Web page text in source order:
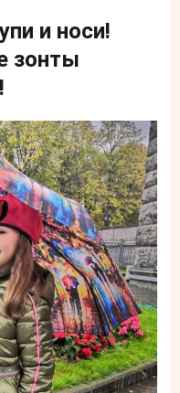
и носи!
зонты